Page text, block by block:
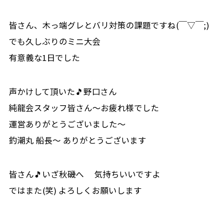
皆さん、木っ端グレとバリ対策の課題ですね(￣▽￣;)
でも久しぶりのミニ大会
有意義な1日でした
声かけして頂いた🎵野口さん
純龍会スタッフ皆さん～お疲れ様でした
運営ありがとうございました～
釣潮丸 船長～ ありがとうございます
皆さん🎵いざ秋磯へ 気持ちいいですよ
ではまた(笑) よろしくお願いします